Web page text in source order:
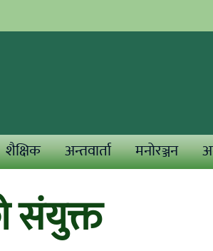
शैक्षिक अन्तवार्ता मनोरञ्जन
संयुक्त